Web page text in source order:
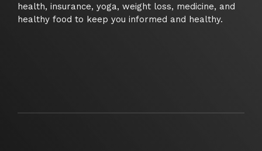
health, insurance, yoga, weight loss, medicine, and
healthy food to keep you informed and healthy.